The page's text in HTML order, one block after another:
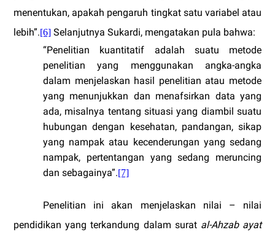
menentukan, apakah pengaruh tingkat satu variabel atau
lebih”.[6] Selanjutnya Sukardi, mengatakan pula bahwa:
“Penelitian kuantitatif adalah suatu metode
penelitian yang menggunakan angka-angka
dalam menjelaskan hasil penelitian atau metode
yang menunjukkan dan menafsirkan data yang
ada, misalnya tentang situasi yang diambil suatu
hubungan dengan kesehatan, pandangan, sikap
yang nampak atau kecenderungan yang sedang
nampak, pertentangan yang sedang meruncing
dan sebagainya”.[7]
Penelitian ini akan menjelaskan nilai – nilai
pendidikan yang terkandung dalam surat al-Ahzab ayat